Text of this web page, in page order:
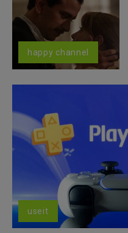
happy channel
useit